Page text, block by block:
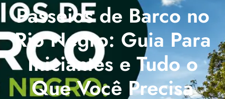
Passeios de Barco no
Rio Negro: Guia Para
Iniciantes e Tudo o
Que Você Precisa